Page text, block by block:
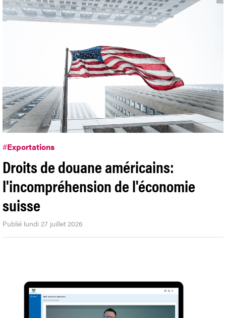
#Exportations
Droits de douane américains:
l'incompréhension de l'économie
suisse
Publié lundi 27 juillet 2026